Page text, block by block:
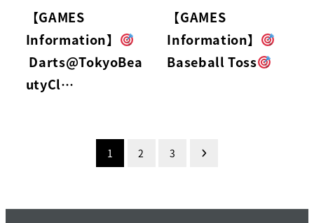
【GAMES
Information】
Darts@TokyoBea
utyCl…
【GAMES
Information】
Baseball Toss
の
1 2 3